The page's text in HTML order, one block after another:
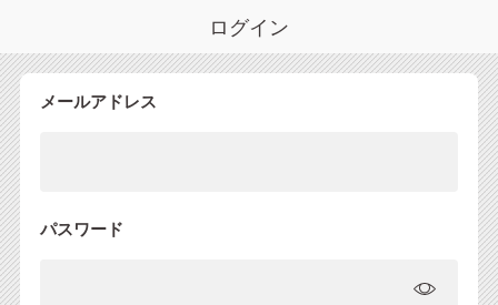
ログイン
メールアドレス
パスワード